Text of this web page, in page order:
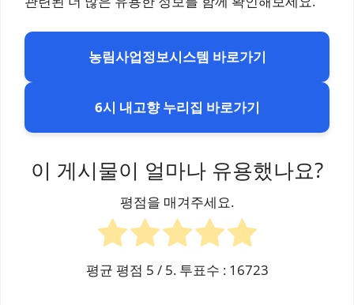
농림사업정보시스템 바로가기
6시 내고향 누리집 바로가기
이 게시물이 얼마나 유용했나요?
평점을 매겨주세요.
평균 평점 5 / 5. 투표수 : 16723